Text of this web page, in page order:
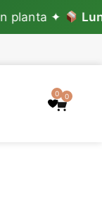
✦ Lun–Vie:
0 0